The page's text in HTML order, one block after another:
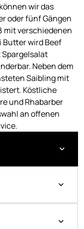
wir das
oder fünf Gängen
mit verschiedenen
wird Beef
Neben dem
Saibling mit
Köstliche
und Rhabarber
an offenen